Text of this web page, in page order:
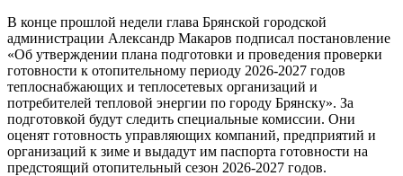
В конце прошлой недели глава Брянской городской
администрации Александр Макаров подписал постановление
«Об утверждении плана подготовки и проведения проверки
готовности к отопительному периоду 2026-2027 годов
теплоснабжающих и теплосетевых организаций и
потребителей тепловой энергии по городу Брянску». За
подготовкой будут следить специальные комиссии. Они
оценят готовность управляющих компаний, предприятий и
организаций к зиме и выдадут им паспорта готовности на
предстоящий отопительный сезон 2026-2027 годов.